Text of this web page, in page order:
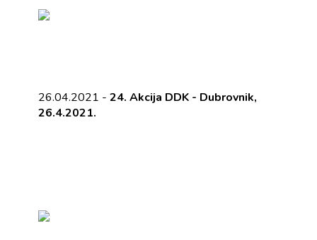
26.04.2021 - 24. Akcija DDK - Dubrovnik,
26.4.2021.